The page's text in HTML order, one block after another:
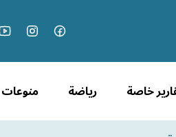
خاصة رياضة منوعات